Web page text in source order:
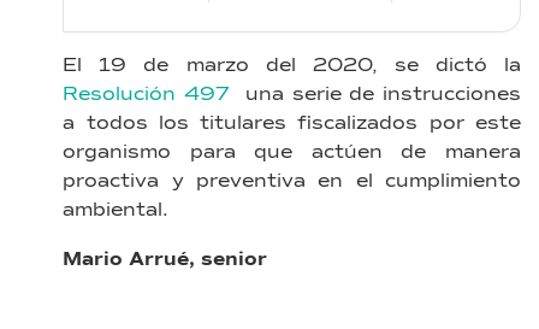
El 19 de marzo del 2020, se dictó la
Resolución 497
una serie de instrucciones
a todos los titulares fiscalizados por este
organismo para que actúen de manera
proactiva y preventiva en el cumplimiento
ambiental.
Mario Arrué, senior